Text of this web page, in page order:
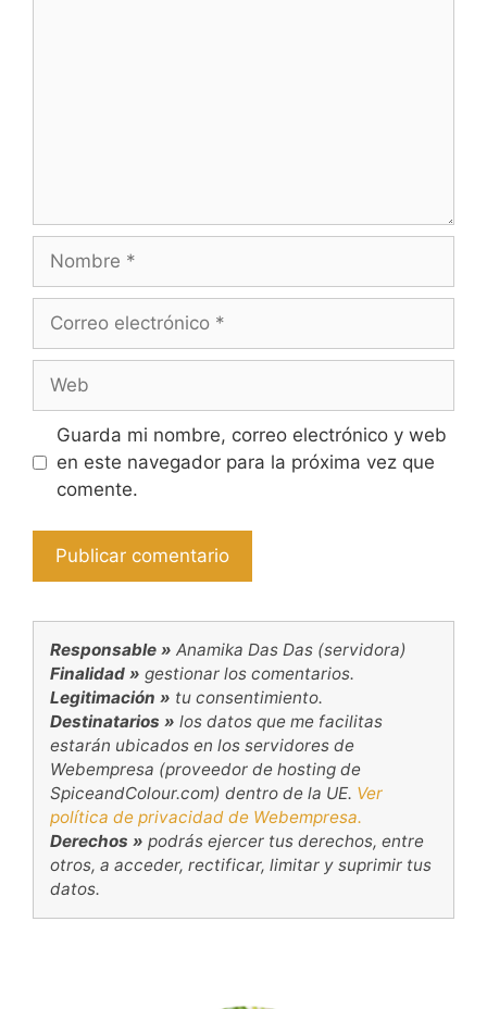
electrónico
Guarda mi nombre, correo electrónico y web
en este navegador para la próxima vez que
comente.
Responsable » Anamika Das Das (servidora)
Finalidad » gestionar los comentarios.
Legitimación » tu consentimiento.
Destinatarios » los datos que me facilitas
estarán ubicados en los servidores de
Webempresa (proveedor de hosting de
SpiceandColour.com) dentro de la UE. Ver
política de privacidad de Webempresa.
Derechos » podrás ejercer tus derechos, entre
otros, a acceder, rectificar, limitar y suprimir tus
datos.